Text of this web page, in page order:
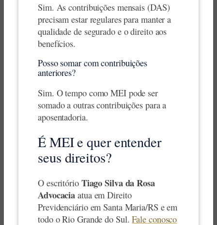
Sim. As contribuições mensais (DAS)
precisam estar regulares para manter a
qualidade de segurado e o direito aos
benefícios.
Posso somar com contribuições
anteriores?
Sim. O tempo como MEI pode ser
somado a outras contribuições para a
aposentadoria.
É MEI e quer entender
seus direitos?
O escritório Tiago Silva da Rosa
Advocacia atua em Direito
Previdenciário em Santa Maria/RS e em
todo o Rio Grande do Sul.Fale conosco